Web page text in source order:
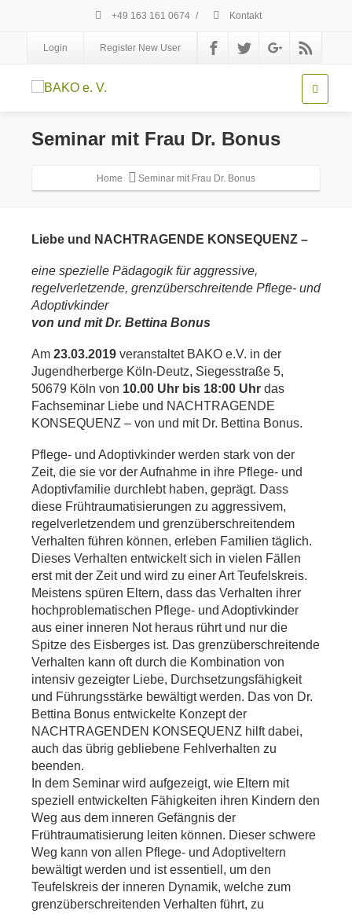
+49 163 161 0674 / Kontakt
Login Register New User
Seminar mit Frau Dr. Bonus
Home Seminar mit Frau Dr. Bonus
Liebe und NACHTRAGENDE KONSEQUENZ –
eine spezielle Pädagogik für aggressive,
regelverletzende, grenzüberschreitende Pflege- und
Adoptivkinder
von und mit Dr. Bettina Bonus
Am 23.03.2019 veranstaltet BAKO e.V. in der
Jugendherberge Köln-Deutz, Siegesstraße 5,
50679 Köln von 10.00 Uhr bis 18:00 Uhr das
Fachseminar Liebe und NACHTRAGENDE
KONSEQUENZ – von und mit Dr. Bettina Bonus.
Pflege- und Adoptivkinder werden stark von der
Zeit, die sie vor der Aufnahme in ihre Pflege- und
Adoptivfamilie durchlebt haben, geprägt. Dass
diese Frühtraumatisierungen zu aggressivem,
regelverletzendem und grenzüberschreitendem
Verhalten führen können, erleben Familien täglich.
Dieses Verhalten entwickelt sich in vielen Fällen
erst mit der Zeit und wird zu einer Art Teufelskreis.
Meistens spüren Eltern, dass das Verhalten ihrer
hochproblematischen Pflege- und Adoptivkinder
aus einer inneren Not heraus rührt und nur die
Spitze des Eisberges ist. Das grenzüberschreitende
Verhalten kann oft durch die Kombination von
intensiv gezeigter Liebe, Durchsetzungsfähigkeit
und Führungsstärke bewältigt werden. Das von Dr.
Bettina Bonus entwickelte Konzept der
NACHTRAGENDEN KONSEQUENZ hilft dabei,
auch das übrig gebliebene Fehlverhalten zu
beenden.
In dem Seminar wird aufgezeigt, wie Eltern mit
speziell entwickelten Fähigkeiten ihren Kindern den
Weg aus dem inneren Gefängnis der
Frühtraumatisierung leiten können. Dieser schwere
Weg kann von allen Pflege- und Adoptiveltern
bewältigt werden und ist essentiell, um den
Teufelskreis der inneren Dynamik, welche zum
grenzüberschreitenden Verhalten führt, zu